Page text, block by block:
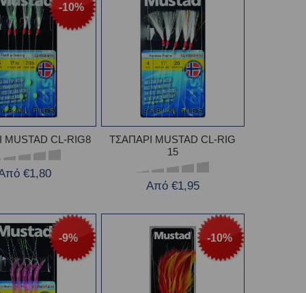
-10%
CL-RIG8
€1,80
ΤΣΑΠΑΡΙ MUSTAD CL-RIG
15
Από €1,95
-9% -10%